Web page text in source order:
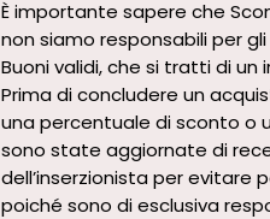
È importante sapere che
non siamo responsabili per
Buoni validi, che si tratti di un
Prima di concludere un
una percentuale di sconto o
sono state aggiornate di
dell’inserzionista per evitare
poiché sono di esclusiva